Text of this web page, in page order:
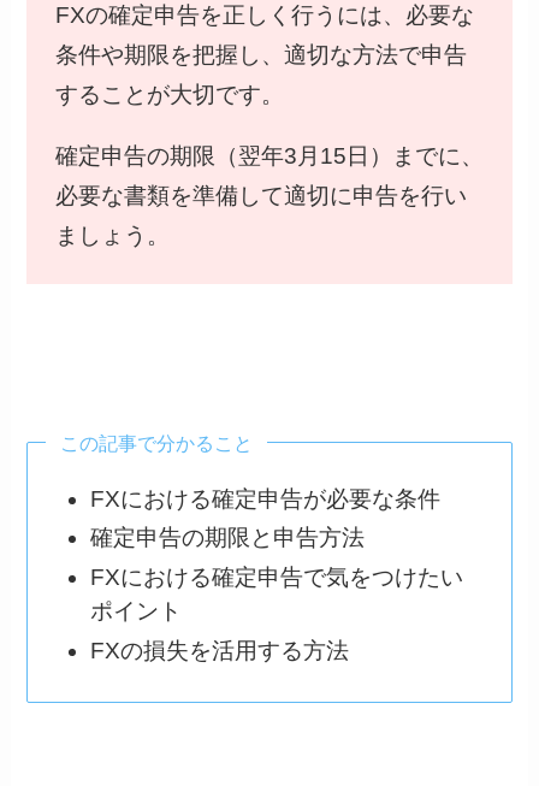
FXの確定申告を正しく行うには、必要な
条件や期限を把握し、適切な方法で申告
することが大切です。
確定申告の期限（翌年3月15日）までに、
必要な書類を準備して適切に申告を行い
ましょう。
この記事で分かること
FXにおける確定申告が必要な条件
確定申告の期限と申告方法
FXにおける確定申告で気をつけたい
ポイント
FXの損失を活用する方法